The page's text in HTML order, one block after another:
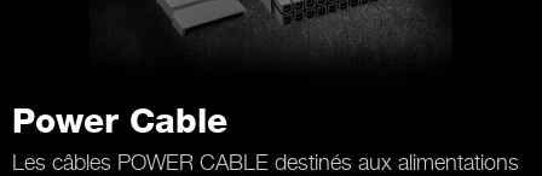
Power Cable
Les câbles POWER CABLE destinés aux alimentations